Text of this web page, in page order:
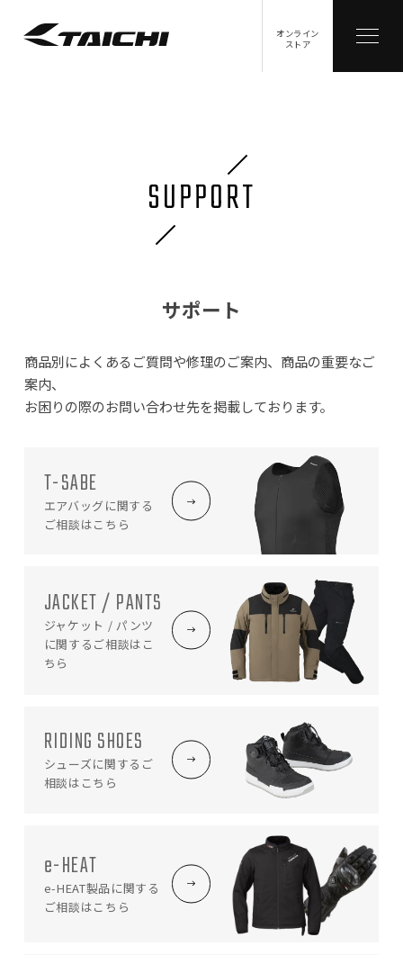
オンライン
ストア
SUPPORT
サポート
商品別によくあるご質問や修理のご案内、商品の重要なご
案内、
お困りの際のお問い合わせ先を掲載しております。
T-SABE
エアバッグに関する
ご相談はこちら
JACKET / PANTS
ジャケット / パンツ
に関する ご相談はこ
ちら
RIDING SHOES
シューズに関する ご
相談はこちら
e-HEAT
e-HEAT製品に関する
ご相談はこちら